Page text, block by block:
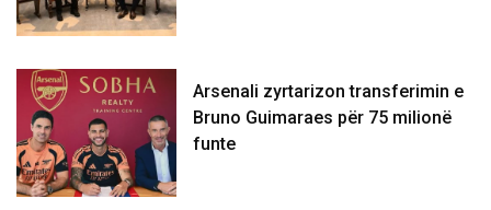
Arsenali zyrtarizon transferimin e
Bruno Guimaraes për 75 milionë
funte